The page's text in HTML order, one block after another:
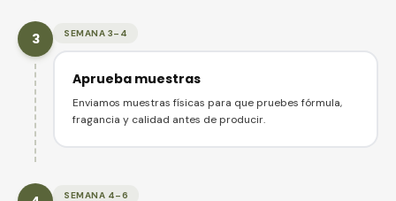
3 SEMANA 3–4
Aprueba muestras
Enviamos muestras físicas para que pruebes fórmula,
fragancia y calidad antes de producir.
SEMANA 4–6